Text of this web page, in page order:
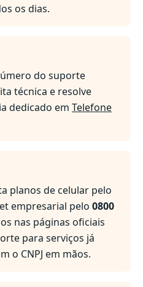
os dias.
do suporte
técnica e resolve
dedicado em Telefone
planos de celular pelo
empresarial pelo 0800
nas páginas oficiais
para serviços já
o CNPJ em mãos.